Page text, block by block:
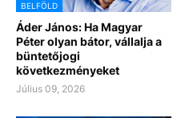
BELFÖLD
Áder János: Ha Magyar
Péter olyan bátor, vállalja a
büntetőjogi
következményeket
Július 09, 2026